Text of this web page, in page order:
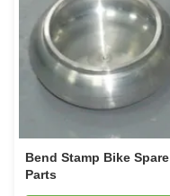
Bend Stamp Bike Spare
Parts